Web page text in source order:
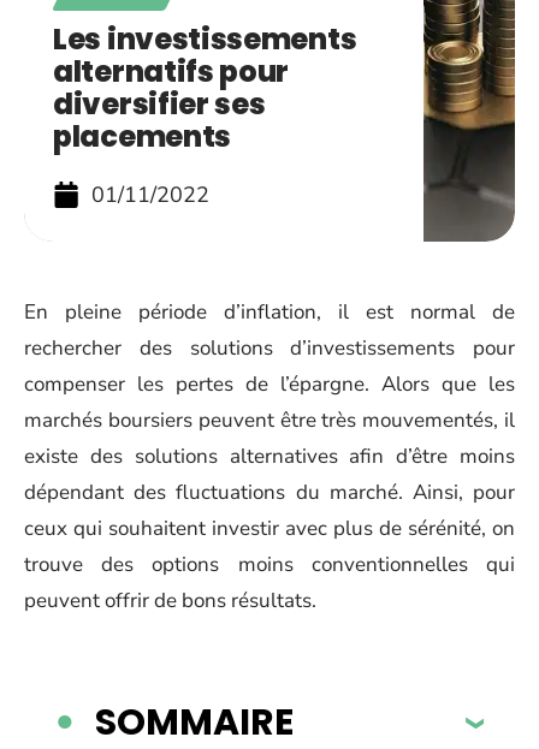
Les investissements
alternatifs pour
diversifier ses
placements
01/11/2022
En pleine période d’inflation, il est normal de
rechercher des solutions d’investissements pour
compenser les pertes de l’épargne. Alors que les
marchés boursiers peuvent être très mouvementés, il
existe des solutions alternatives afin d’être moins
dépendant des fluctuations du marché. Ainsi, pour
ceux qui souhaitent investir avec plus de sérénité, on
trouve des options moins conventionnelles qui
peuvent offrir de bons résultats.
SOMMAIRE